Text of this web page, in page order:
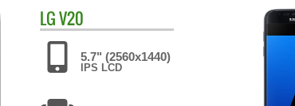
LGV20
5.7" (2560x1440)
IPS LCD